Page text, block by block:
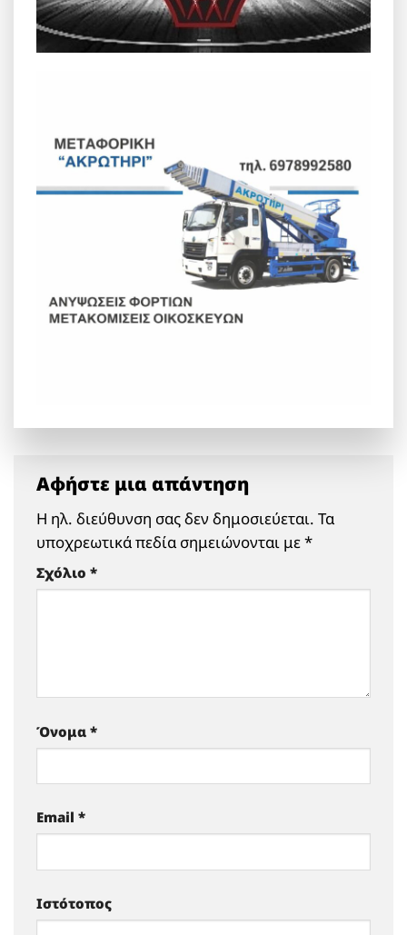
Αφήστε μια απάντηση
Η ηλ. διεύθυνση σας δεν δημοσιεύεται. Τα
υποχρεωτικά πεδία σημειώνονται με*
Σχόλιο *
Όνομα *
Email *
Ιστότοπος